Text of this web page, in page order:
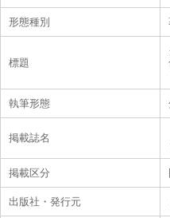
形態種別
標題
執筆形態
掲載誌名
掲載区分
出版社・発行元